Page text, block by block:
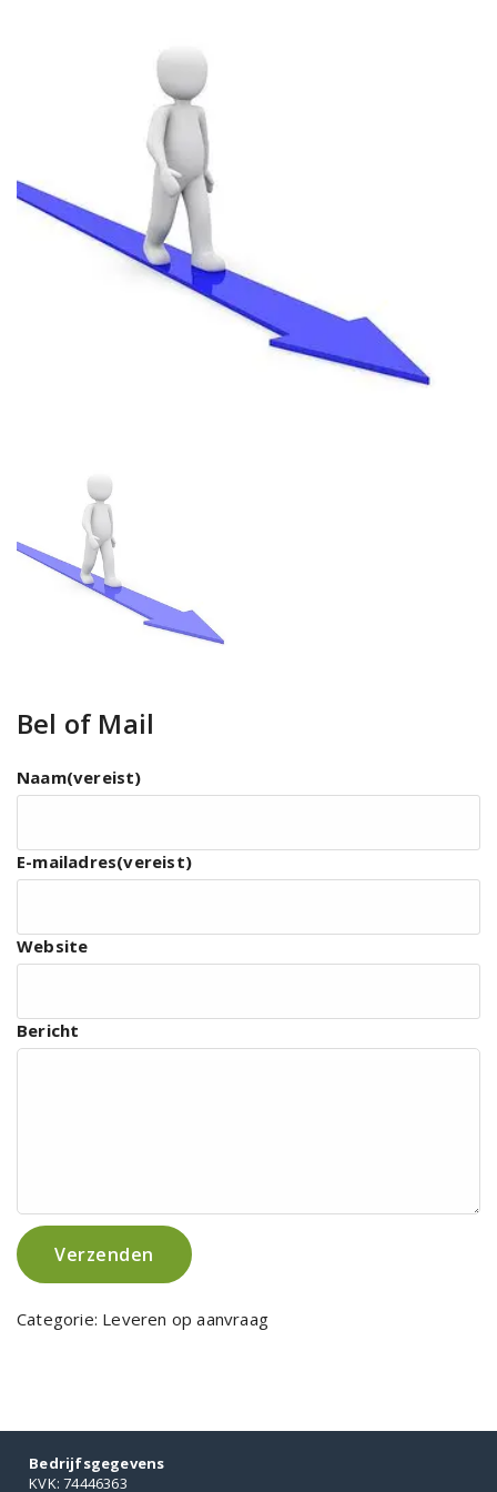
Bel of Mail
Naam(vereist)
E-mailadres(vereist)
Website
Bericht
Verzenden
Categorie: Leveren op aanvraag
Bedrijfsgegevens
KVK: 74446363